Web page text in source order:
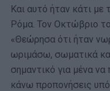
Και αυτό ήταν κάτι
Ρόμα. Τον Οκτώβριο
«Θεώρησα ότι ήταν
ωριμάσω, σωματικά
σημαντικό για μένα
κάνω προπονήσεις